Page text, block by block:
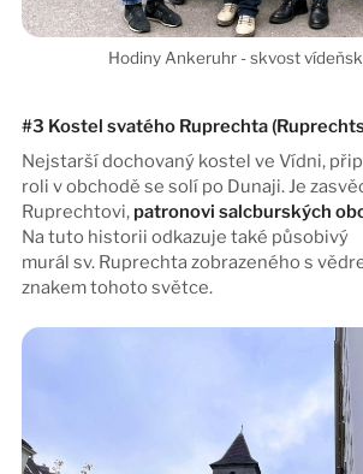
#3 Kostel svatého Ruprechta
Nejstarší dochovaný kostel ve Vídni,
roli v obchodě se solí po Dunaji. Je
Ruprechtovi, patronovi salcburských
Na tuto historii odkazuje také působivý
murál sv. Ruprechta zobrazeného s
znakem tohoto světce.